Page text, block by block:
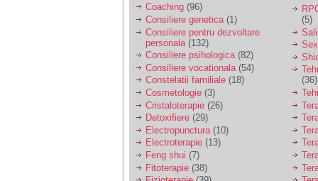
scapa si simt ca din
cauza ei nu pot
controla nervii si
cateodata are copilul
de suferit.
Am o bariera peste
care nu pot trece:
prietena mea a ramas
insarcinata cu o fata.
Am fost de comun
acord sa facem un
copil, cu gandul ca e
baiat.
Coaching (96)
Consiliere genetica(1)
Consiliere pentru dezvoltare
personala (132)
Consiliere psihologica(82)
Consiliere vocationala (54)
Constelatii familiale (18)
Cosmetologie (3)
Cristaloterapie (26)
Detoxifiere (29)
Electropunctura (10)
Electroterapie (13)
Feng shui (7)
Fitoterapie (38)
(5)
(36)